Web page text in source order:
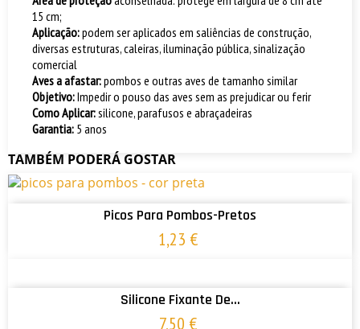
15 cm;
Aplicação:podem ser aplicados em saliências de construção,
diversas estruturas, caleiras, iluminação pública, sinalização
comercial
Aves a afastar:pombos e outras aves de tamanho similar
Objetivo:Impedir o pouso das aves sem as prejudicar ou ferir
Como Aplicar:silicone, parafusos e abraçadeiras
Garantia: 5 anos
TAMBÉM PODERÁ GOSTAR
ADICIONAR AO CARRINHO
Picos Para Pombos-Pretos
1,23 €
Silicone Fixante De...
7,50 €